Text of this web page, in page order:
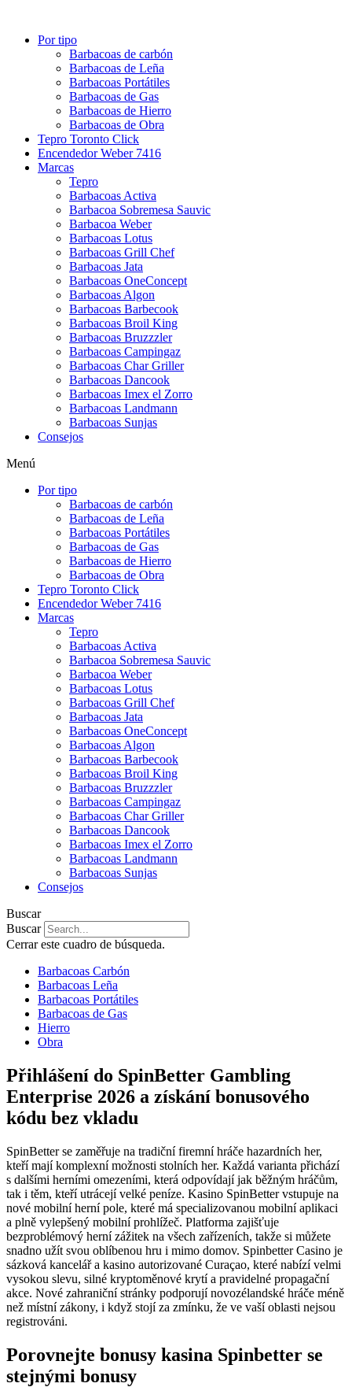
Por tipo
Barbacoas de carbón
Barbacoas de Leña
Barbacoas Portátiles
Barbacoas de Gas
Barbacoas de Hierro
Barbacoas de Obra
Tepro Toronto Click
Encendedor Weber 7416
Marcas
Tepro
Barbacoas Activa
Barbacoa Sobremesa Sauvic
Barbacoa Weber
Barbacoas Lotus
Barbacoas Grill Chef
Barbacoas Jata
Barbacoas OneConcept
Barbacoas Algon
Barbacoas Barbecook
Barbacoas Broil King
Barbacoas Bruzzzler
Barbacoas Campingaz
Barbacoas Char Griller
Barbacoas Dancook
Barbacoas Imex el Zorro
Barbacoas Landmann
Barbacoas Sunjas
Consejos
Menú
Por tipo
Barbacoas de carbón
Barbacoas de Leña
Barbacoas Portátiles
Barbacoas de Gas
Barbacoas de Hierro
Barbacoas de Obra
Tepro Toronto Click
Encendedor Weber 7416
Marcas
Tepro
Barbacoas Activa
Barbacoa Sobremesa Sauvic
Barbacoa Weber
Barbacoas Lotus
Barbacoas Grill Chef
Barbacoas Jata
Barbacoas OneConcept
Barbacoas Algon
Barbacoas Barbecook
Barbacoas Broil King
Barbacoas Bruzzzler
Barbacoas Campingaz
Barbacoas Char Griller
Barbacoas Dancook
Barbacoas Imex el Zorro
Barbacoas Landmann
Barbacoas Sunjas
Consejos
Buscar
Buscar
Cerrar este cuadro de búsqueda.
Barbacoas Carbón
Barbacoas Leña
Barbacoas Portátiles
Barbacoas de Gas
Hierro
Obra
Přihlášení do SpinBetter Gambling
Enterprise 2026 a získání bonusového
kódu bez vkladu
SpinBetter se zaměřuje na tradiční firemní hráče hazardních her,
kteří mají komplexní možnosti stolních her. Každá varianta přichází
s dalšími herními omezeními, která odpovídají jak běžným hráčům,
tak i těm, kteří utrácejí velké peníze. Kasino SpinBetter vstupuje na
nové mobilní herní pole, které má specializovanou mobilní aplikaci
a plně vylepšený mobilní prohlížeč. Platforma zajišťuje
bezproblémový herní zážitek na všech zařízeních, takže si můžete
snadno užít svou oblíbenou hru i mimo domov. Spinbetter Casino je
sázková kancelář a kasino autorizované Curaçao, které nabízí velmi
vysokou slevu, silné kryptoměnové krytí a pravidelné propagační
akce. Nové zahraniční stránky podporují novozélandské hráče méně
než místní zákony, i když stojí za zmínku, že ve vaší oblasti nejsou
registrováni.
Porovnejte bonusy kasina Spinbetter se
stejnými bonusy